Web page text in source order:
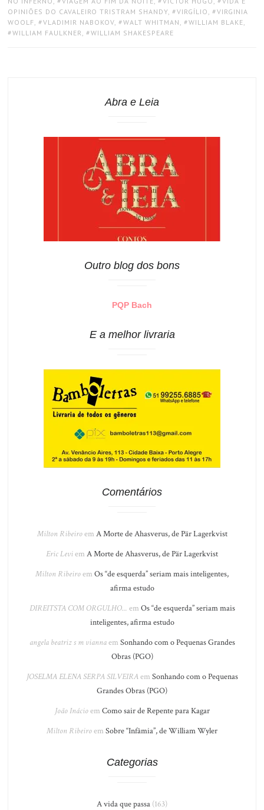
OPINIÕES DO CAVALEIRO TRISTRAM SHANDY, VIRGÍLIO , VIRGINIA
WOOLF, VLADIMIR NABOKOV, WALT WHITMAN , WILLIAM BLAKE,
WILLIAM FAULKNER, WILLIAM SHAKESPEARE
Abra e Leia
Outro blog dos bons
PQP Bach
E a melhor livraria
Comentários
Milton Ribeiroem A Morte de Ahasverus, de Pär Lagerkvist
Eric Leviem A Morte de Ahasverus, de Pär Lagerkvist
Milton Ribeiroem Os “de esquerda” seriam mais inteligentes,
afirma estudo
DIREITSTA COM ORGULHO... em Os “de esquerda” seriam mais
inteligentes, afirma estudo
angela beatriz s m viannaem Sonhando com o Pequenas Grandes
Obras (PGO)
JOSELMA ELENA SERPA SILVEIRAem Sonhando com o Pequenas
Grandes Obras (PGO)
João Inácioem Como sair de Repente para Kagar
Milton Ribeiroem Sobre “Infâmia”, de William Wyler
Categorias
A vida que passa (163)